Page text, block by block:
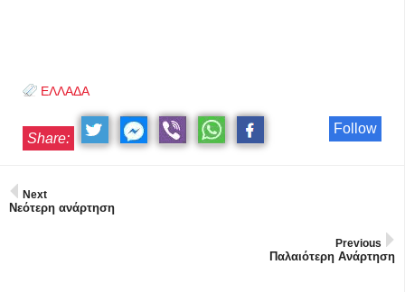
ΕΛΛΑΔΑ
Follow
Share:
Next
Νεότερη ανάρτηση
Previous
Παλαιότερη Ανάρτηση